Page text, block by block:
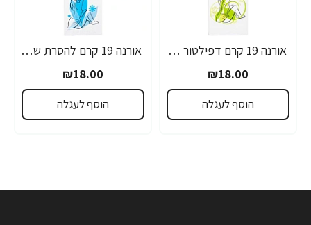
אורנה 19 קרם דפילטור לעור רגיש 80 גרם
₪18.00
הוסף לעגלה
אורנה 19 קרם להסרת שיער לקו הביקיני 90 מ"ל
₪18.00
הוסף לעגלה